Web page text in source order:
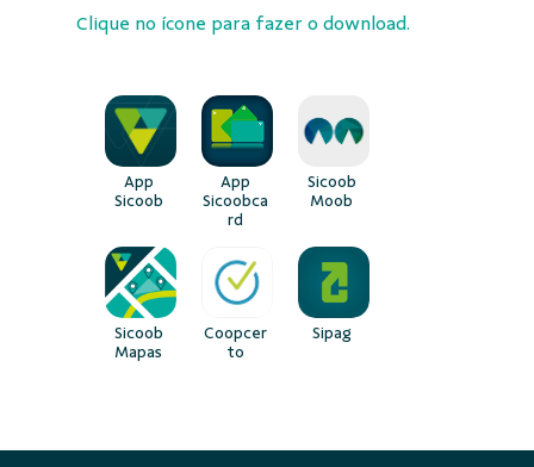
Clique no ícone para fazer o download.
App
Sicoob
App
Sicoobca
rd
Sicoob
Moob
Sicoob
Mapas
Coopcer
to
Sipag